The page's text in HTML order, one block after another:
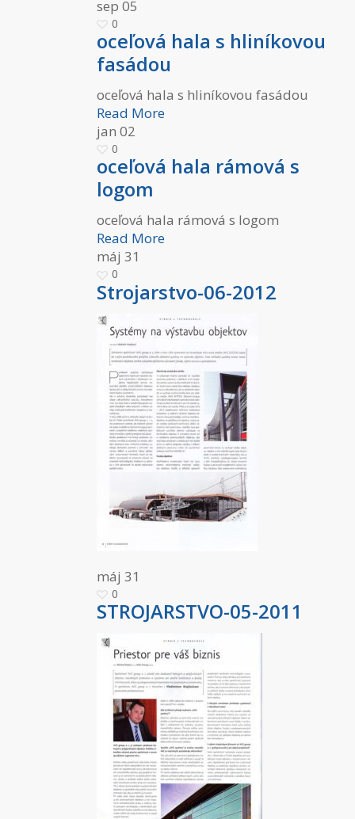
sep 05
0
oceľová hala s hliníkovou
fasádou
oceľová hala s hliníkovou fasádou
Read More
jan 02
0
oceľová hala rámová s
logom
oceľová hala rámová s logom
Read More
máj 31
0
Strojarstvo-06-2012
máj 31
0
STROJARSTVO-05-2011